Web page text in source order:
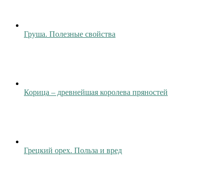
Груша. Полезные свойства
Корица – древнейшая королева пряностей
Грецкий орех. Польза и вред